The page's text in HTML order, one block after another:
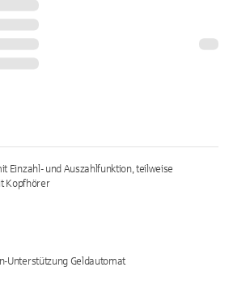
Einzahl- und Auszahlfunktion, teilweise
Kopfhörer
Unterstützung Geldautomat